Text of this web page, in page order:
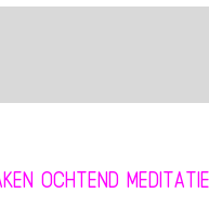
ochtend